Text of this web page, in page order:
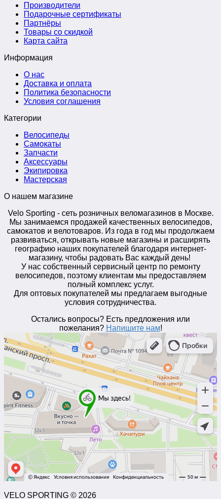
Производители
Подарочные сертификаты
Партнёры
Товары со скидкой
Карта сайта
Информация
О нас
Доставка и оплата
Политика безопасности
Условия соглашения
Категории
Велосипеды
Самокаты
Запчасти
Аксессуары
Экипировка
Мастерская
О нашем магазине
Velo Sporting - сеть розничных веломагазинов в Москве.
Мы занимаемся продажей качественных велосипедов,
самокатов и велотоваров. Из года в год мы продолжаем
развиваться, открывать новые магазины и расширять
географию наших покупателей благодаря интернет-
магазину, чтобы радовать Вас каждый день!
У нас собственный сервисный центр по ремонту
велосипедов, поэтому клиентам мы предоставляем
полный комплекс услуг.
Для оптовых покупателей мы предлагаем выгодные
условия сотрудничества.
Остались вопросы? Есть предложения или
пожелания? Напишите нам!
VELO SPORTING © 2026